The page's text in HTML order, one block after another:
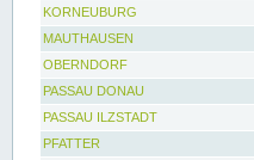
KORNEUBURG
MAUTHAUSEN
OBERNDORF
PASSAU DONAU
PASSAU ILZSTADT
PFATTER